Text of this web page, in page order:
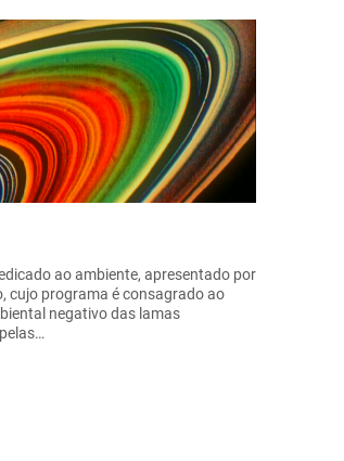
ao ambiente, apresentado por
cujo programa é consagrado ao
negativo das lamas